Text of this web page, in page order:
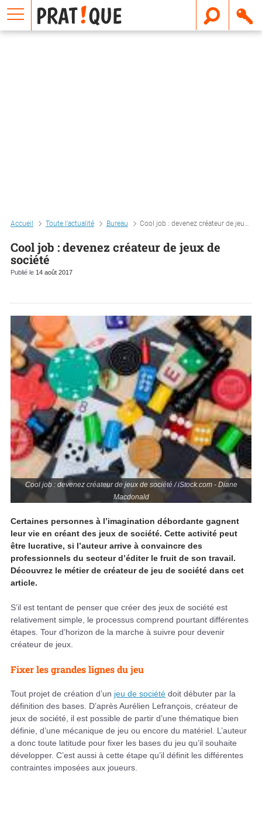
Accueil Toute l'actualité Bureau Cool job : devenez créateur de jeux de société
Cool job : devenez créateur de jeux de
société
Publié le 14 août 2017
Cool job : devenez créateur de jeux de société / iStock.com - Diane
Macdonald
Certaines personnes à l’imagination débordante gagnent
leur vie en créant des jeux de société. Cette activité peut
être lucrative, si l’auteur arrive à convaincre des
professionnels du secteur d’éditer le fruit de son travail.
Découvrez le métier de créateur de jeu de société dans cet
article.
S’il est tentant de penser que créer des jeux de société est
relativement simple, le processus comprend pourtant différentes
étapes. Tour d’horizon de la marche à suivre pour devenir
créateur de jeux.
Fixer les grandes lignes du jeu
Tout projet de création d’un jeu de société doit débuter par la
définition des bases. D’après Aurélien Lefrançois, créateur de
jeux de société, il est possible de partir d’une thématique bien
définie, d’une mécanique de jeu ou encore du matériel. L’auteur
a donc toute latitude pour fixer les bases du jeu qu’il souhaite
développer. C’est aussi à cette étape qu’il définit les différentes
contraintes imposées aux joueurs.
E
m
a